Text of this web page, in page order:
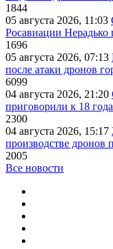
1844
05 августа 2026, 11:03
Росавиации Нерадько
1696
05 августа 2026, 07:13
после атаки дронов
6099
04 августа 2026, 21:20
приговорили к 18
2300
04 августа 2026, 15:17
производстве дронов
2005
Все новости